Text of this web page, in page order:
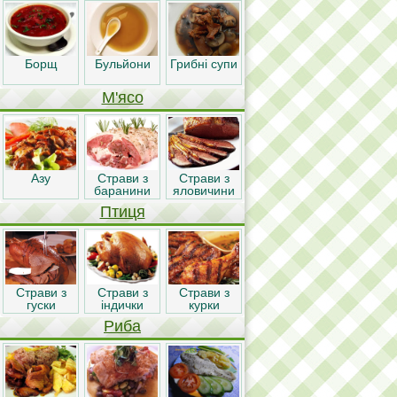
Борщ Бульйони Грибні супи
М'ясо
Азу
Страви з
баранини
Страви з
яловичини
Птиця
Страви з
гуски
Страви з
індички
Страви з
курки
Риба